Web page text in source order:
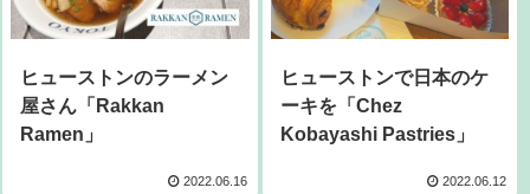
ヒューストンのラーメン
屋さん「Rakkan
Ramen」
2022.06.16
ヒューストンで日本のケ
ーキを「Chez
Kobayashi Pastries」
2022.06.12